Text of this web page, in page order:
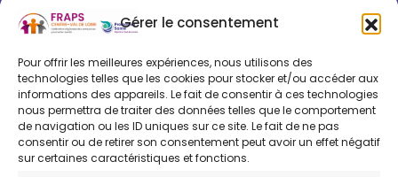
Gérer le consentement
Pour offrir les meilleures expériences, nous utilisons des
technologies telles que les cookies pour stocker et/ou accéder aux
informations des appareils. Le fait de consentir à ces technologies
nous permettra de traiter des données telles que le comportement
de navigation ou les ID uniques sur ce site. Le fait de ne pas
consentir ou de retirer son consentement peut avoir un effet négatif
sur certaines caractéristiques et fonctions.